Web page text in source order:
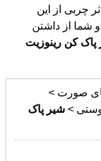
چربی از این
و شما از داشتن
پاک کن رینوزیت
صورت >
> شیر پاک